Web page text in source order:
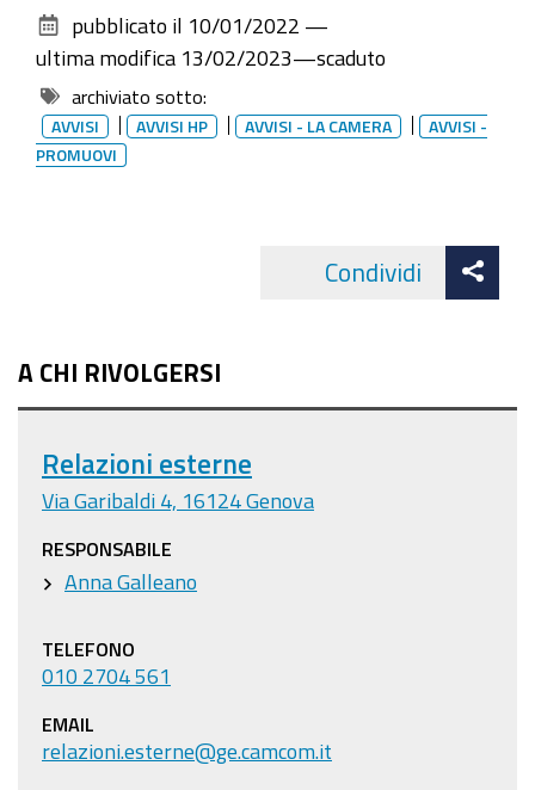
documento
pubblicato il 10/01/2022 —
ultima modifica 13/02/2023—scaduto
archiviato sotto:
AVVISI AVVISI HP AVVISI - LA CAMERA
AVVISI -
PROMUOVI
Condividi
A CHI RIVOLGERSI
Relazioni esterne
Via Garibaldi 4, 16124 Genova
RESPONSABILE
Anna Galleano
TELEFONO
010 2704 561
EMAIL
relazioni.esterne@ge.camcom.it